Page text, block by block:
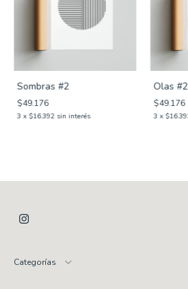
Sombras #2
$49.176
3 x $16.392 sin interés
Olas #2
$49.176
3 x
Categorías